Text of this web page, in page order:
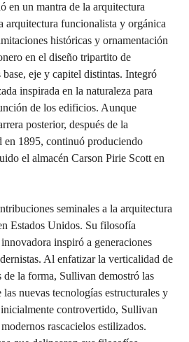
en un mantra de la arquitectura
arquitectura funcionalista y orgánica
históricas y ornamentación
en el diseño tripartito de
base, eje y capitel distintas. Integró
inspirada en la naturaleza para
de los edificios. Aunque
posterior, después de la
en 1895, continuó produciendo
el almacén Carson Pirie Scott en
seminales a la arquitectura
Estados Unidos. Su filosofía
inspiró a generaciones
Al enfatizar la verticalidad de
de la forma, Sullivan demostró las
nuevas tecnologías estructurales y
controvertido, Sullivan
rascacielos estilizados.